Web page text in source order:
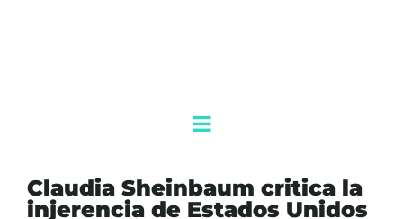
Claudia Sheinbaum critica la
injerencia de Estados Unidos